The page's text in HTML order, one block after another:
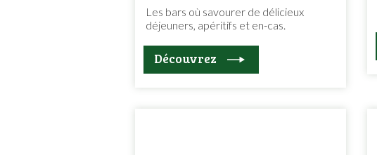
Les bars où savourer de délicieux
déjeuners, apéritifs et en-cas.
Découvrez